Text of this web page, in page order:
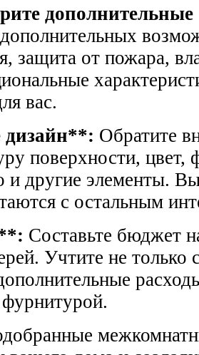
защита от пожара,
вас.
дизайн**: Обратите
поверхности, цвет,
и другие элементы.
с остальным
Составьте бюджет
Учтите не только